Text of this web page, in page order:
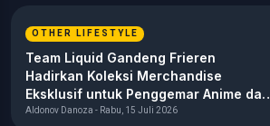
OTHER LIFESTYLE
Team Liquid Gandeng Frieren
Hadirkan Koleksi Merchandise
Eksklusif untuk Penggemar Anime dan
Esports
Aldonov Danoza - Rabu, 15 Juli 2026